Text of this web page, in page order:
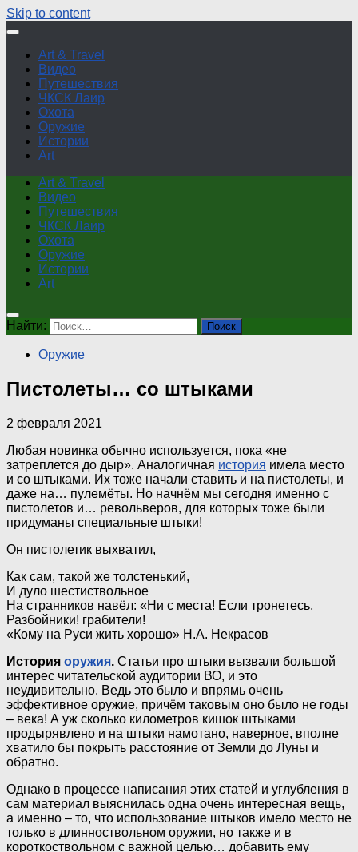
Skip to content
Art & Travel
Видео
Путешествия
ЧКСК Лаир
Охота
Оружие
Истории
Art
Art & Travel
Видео
Путешествия
ЧКСК Лаир
Охота
Оружие
Истории
Art
Найти:
Оружие
Пистолеты… со штыками
2 февраля 2021
Любая новинка обычно используется, пока «не
затреплется до дыр». Аналогичная история имела место
и со штыками. Их тоже начали ставить и на пистолеты, и
даже на… пулемёты. Но начнём мы сегодня именно с
пистолетов и… револьверов, для которых тоже были
придуманы специальные штыки!
Он пистолетик выхватил,
Как сам, такой же толстенький,
И дуло шестиствольное
На странников навёл: «Ни с места! Если тронетесь,
Разбойники! грабители!
«Кому на Руси жить хорошо» Н.А. Некрасов
История оружия. Статьи про штыки вызвали большой
интерес читательской аудитории ВО, и это
неудивительно. Ведь это было и впрямь очень
эффективное оружие, причём таковым оно было не годы
– века! А уж сколько километров кишок штыками
продырявлено и на штыки намотано, наверное, вполне
хватило бы покрыть расстояние от Земли до Луны и
обратно.
Однако в процессе написания этих статей и углубления в
сам материал выяснилась одна очень интересная вещь,
а именно – то, что использование штыков имело место не
только в длинноствольном оружии, но также и в
короткоствольном с важной целью… добавить ему